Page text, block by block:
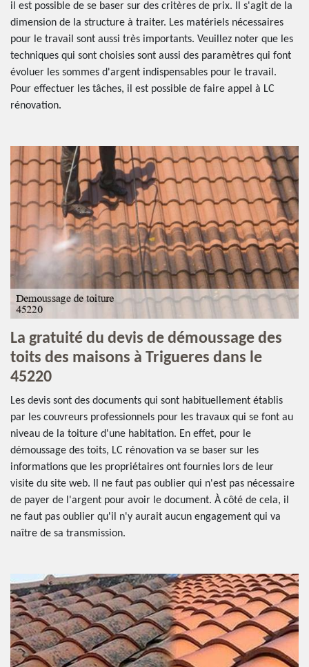
il est possible de se baser sur des critères de prix. Il s'agit de la
dimension de la structure à traiter. Les matériels nécessaires
pour le travail sont aussi très importants. Veuillez noter que les
techniques qui sont choisies sont aussi des paramètres qui font
évoluer les sommes d'argent indispensables pour le travail.
Pour effectuer les tâches, il est possible de faire appel à LC
rénovation.
La gratuité du devis de démoussage des
toits des maisons à Trigueres dans le
45220
Les devis sont des documents qui sont habituellement établis
par les couvreurs professionnels pour les travaux qui se font au
niveau de la toiture d'une habitation. En effet, pour le
démoussage des toits, LC rénovation va se baser sur les
informations que les propriétaires ont fournies lors de leur
visite du site web. Il ne faut pas oublier qui n'est pas nécessaire
de payer de l'argent pour avoir le document. À côté de cela, il
ne faut pas oublier qu'il n'y aurait aucun engagement qui va
naître de sa transmission.